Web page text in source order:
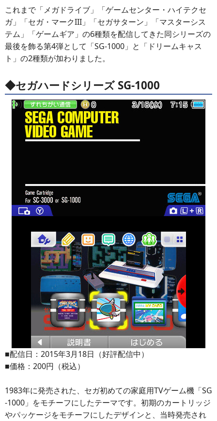
これまで「メガドライブ」「ゲームセンター・ハイテクセ
ガ」「セガ・マークIII」「セガサターン」「マスターシス
テム」「ゲームギア」の6種類を配信してきた同シリーズの
最後を飾る第4弾として「SG-1000」と「ドリームキャス
ト」の2種類が加わりました。
◆セガハードシリーズ SG-1000
■配信日：2015年3月18日（好評配信中）
■価格：200円（税込）
1983年に発売された、セガ初めての家庭用TVゲーム機「SG
-1000」をモチーフにしたテーマです。初期のカートリッジ
やパッケージをモチーフにしたデザインと、当時発売され